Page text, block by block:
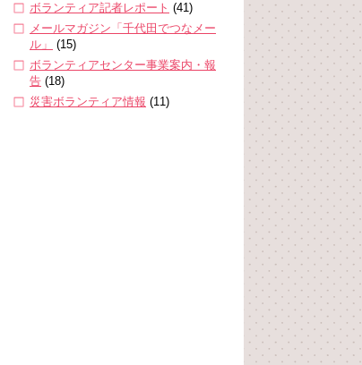
ボランティア記者レポート (41)
メールマガジン「千代田でつなメー
ル」
(15)
ボランティアセンター事業案内・報
告 (18)
災害ボランティア情報 (11)